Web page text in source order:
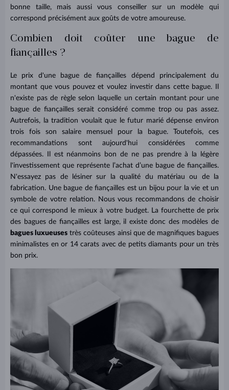
bonne taille, mais aussi vous conseiller sur un modèle qui
correspond précisément aux goûts de votre amoureuse.
Combien doit coûter une bague de
fiançailles ?
Le prix d'une bague de fiançailles dépend principalement du
montant que vous pouvez et voulez investir dans cette bague. Il
n'existe pas de règle selon laquelle un certain montant pour une
bague de fiançailles serait considéré comme trop ou pas assez.
Autrefois, la tradition voulait que le futur marié dépense environ
trois fois son salaire mensuel pour la bague. Toutefois, ces
recommandations sont aujourd'hui considérées comme
dépassées. Il est néanmoins bon de ne pas prendre à la légère
l'investissement que représente l’achat d’une bague de fiançailles.
N'essayez pas de lésiner sur la qualité du matériau ou de la
fabrication. Une bague de fiançailles est un bijou pour la vie et un
symbole de votre relation. Nous vous recommandons de choisir
ce qui correspond le mieux à votre budget. La fourchette de prix
des bagues de fiançailles est large, il existe donc des modèles de
bagues luxueuses très coûteuses ainsi que de magnifiques bagues
minimalistes en or 14 carats avec de petits diamants pour un très
bon prix.